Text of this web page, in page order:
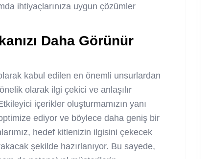
ihtiyaçlarınıza uygun çözümler
Daha Görünür
kabul edilen en önemli unsurlardan
olarak ilgi çekici ve anlaşılır
içerikler oluşturmamızın yanı
ediyor ve böylece daha geniş bir
hedef kitlenizin ilgisini çekecek
şekilde hazırlanıyor. Bu sayede,